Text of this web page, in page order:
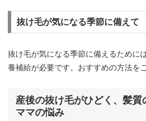
抜け毛が気になる季節に備えて
抜け毛が気になる季節に備えるために
養補給が必要です。おすすめの方法を
産後の抜け毛がひどく、髪質
ママの悩み